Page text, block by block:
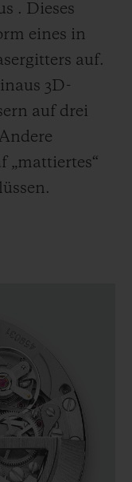
. Dieses
eines in
auf.
3D-
auf drei
„mattiertes“